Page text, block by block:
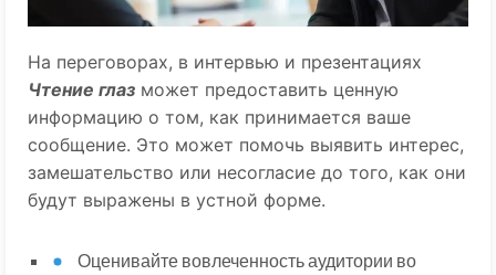
На переговорах, в интервью и презентациях
Чтение глаз может предоставить ценную
информацию о том, как принимается ваше
сообщение. Это может помочь выявить интерес,
замешательство или несогласие до того, как они
будут выражены в устной форме.
Оценивайте вовлеченность аудитории во